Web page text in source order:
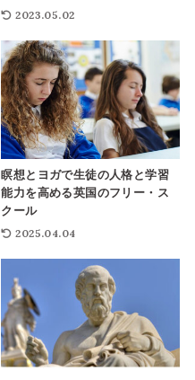
2023.05.02
瞑想とヨガで生徒の人格と学習
能力を高める英国のフリー・ス
クール
2025.04.04